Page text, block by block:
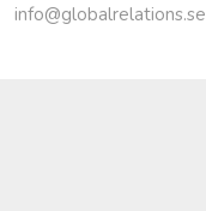
info@globalrelations.se